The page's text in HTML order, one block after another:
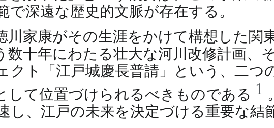
深遠な歴史的文脈が存在する。
川家康がその生涯をかけて構想した関
数十年にわたる壮大な河川改修計画、
クト「江戸城慶長普請」という、二つ
して位置づけられるべきものである 1
し、江戸の未来を決定づける重要な結